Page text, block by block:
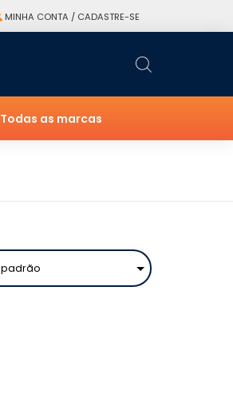
MINHA CONTA / CADASTRE-SE
Todas as marcas